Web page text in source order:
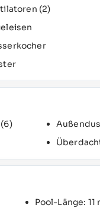
(2)
(6)
Pool-Länge: 11